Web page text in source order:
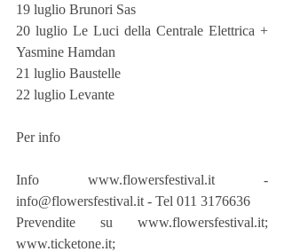
19 luglio Brunori Sas
20 luglio Le Luci della Centrale Elettrica +
Yasmine Hamdan
21 luglio Baustelle
22 luglio Levante
Per info
Info www.flowersfestival.it -
info@flowersfestival.it - Tel 011 3176636
Prevendite su www.flowersfestival.it;
www.ticketone.it;